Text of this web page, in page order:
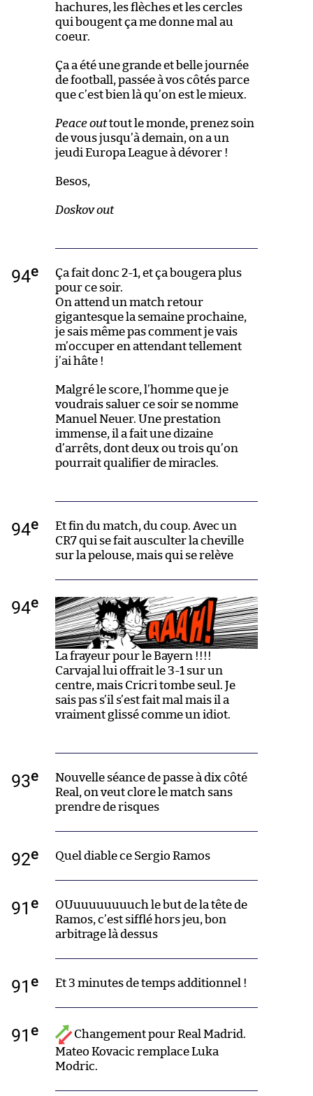
hachures, les flèches et les cercles
qui bougent ça me donne mal au
coeur.
Ça a été une grande et belle journée
de football, passée à vos côtés parce
que c’est bien là qu’on est le mieux.
Peace outtout le monde, prenez soin
de vous jusqu’à demain, on a un
jeudi Europa League à dévorer !
Besos,
Doskov out
94e
Ça fait donc 2-1, et ça bougera plus
pour ce soir.
On attend un match retour
gigantesque la semaine prochaine,
je sais même pas comment je vais
m’occuper en attendant tellement
j’ai hâte !
Malgré le score, l’homme que je
voudrais saluer ce soir se nomme
Manuel Neuer. Une prestation
immense, il a fait une dizaine
d’arrêts, dont deux ou trois qu’on
pourrait qualifier de miracles.
94e
Et fin du match, du coup. Avec un
CR7 qui se fait ausculter la cheville
sur la pelouse, mais qui se relève
94e
La frayeur pour le Bayern !!!!
Carvajal lui offrait le 3-1 sur un
centre, mais Cricri tombe seul. Je
sais pas s’il s’est fait mal mais il a
vraiment glissé comme un idiot.
93e
Nouvelle séance de passe à dix côté
Real, on veut clore le match sans
prendre de risques
92e Quel diable ce Sergio Ramos
91 e
OUuuuuuuuuch le but de la tête de
Ramos, c’est sifflé hors jeu, bon
arbitrage là dessus
91 e Et 3 minutes de temps additionnel !
91 e
Changement pour Real Madrid.
Mateo Kovacic remplace Luka
Modric.